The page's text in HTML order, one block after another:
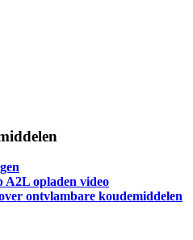
A2L opladen video
ontvlambare koudemiddelen